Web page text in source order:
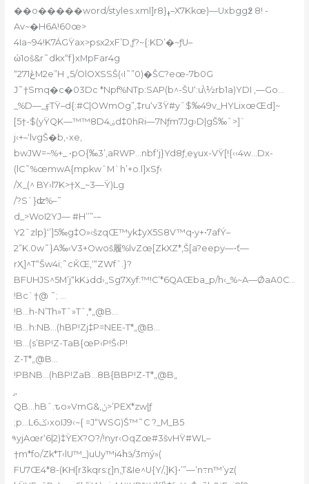
��o�����word/styles.xml]r8}ߪ–X7Kkœ)—Uxbgg߶ 8! -
Av~�H6A!60œ>
4Ia~94!K7ÁGŸax>psx2xF’D,ƒ?~{:KD’�~ƒU–
ώ1oš&r˜dkx“f}xMpFar4g
“ڠ271M2e”H „5/ОlОXSSŠ(‹I˜”0)�ŠC?eœ-7b0G
J˜†Smq�c�03Dc *Npf%NTp:SAP(b^-ŠU‘:u\½rb1a)YDI ,—Go…
_%D—_ӻTŸ–d{:#C|OWmOg”‚‡ru‘v3Ÿ#yˆ$‰49v_HYLixœŒd]~
[5†-$(yŸQK—™™8Dۻ4d‡0hRi—7Nƒm7Jg›D|gŠ‰ˆ>]`
j‹+–‘lvgŠ�b,-xe,
bwJW=~%+_ •pO{‰3’,aRWP…nbf‘j}Yd8ƒ,eɣux-VŸ[!{‹‹4w…Dx-
(lC˜%œmwA{mpkwˆM`h’+o.l]xSƒ‹
/X_(^ BY›l7K>†X_~3—Ÿ)Lg
/?S`}ʣ%–˜
d_>WoI2YJ— #H’’”-–
Y2ˆzlp}‘’]5‰g‡O»‹šzqŒ™yk‡yX5S8V™q•y+•7afÝ–
2”K.0w˜}A‰‹V3+Owoš履%lvZœ[ZkXZ*,Š[a?eepy—•ƭ—
rҲ]^T“Šw4i;˜cǨŒ‚‘“ZWfˆ.}?
BFUHJS^5M’j“kKذdd›„Sg7Xyf:™!C’*6QAŒba_p/h‹_%~A—ǾaA0C…
!Bc`†@ ˜; …
!B…h-N’Th»Tˆ»Tˆ‚*„@B…
!B…h:NB…(hBP!Zj‡P=NEE-T*„@B…
!B…(s’BP!Z-TaB{œP‹P!Š‹P!
Z-T*„@B…
!PBNB…(hBP!ZaB…8B{BBP!Z-T*„@B„
QB…hBˆ.ԏo»VmG&,ݩ>’PEX*zw|ƒ
;p…Lݢ6›xoIJ9‹~{ =J“WSG)Š™˜C ?_M_B5
ͤ›yjAœr‘6|2)‡ŸEX?O?/!nyr‹OqZœ#3švHŸ#WL–
†m*fo/Zk*T‹lU™_)uUy™i4հӭ/3mý»(
FU7Œ4*8-(KH[r3kqrs:ɽ]n.ֱT&Ie^U{Y/,]K}•’”—’n߹n™’yz(